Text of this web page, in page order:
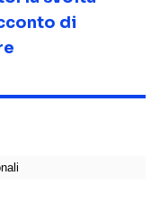
di